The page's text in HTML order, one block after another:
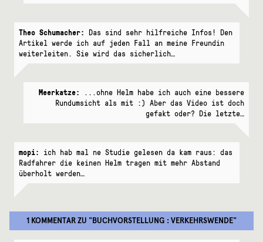
Theo Schumacher: Das sind sehr hilfreiche Infos! Den
Artikel werde ich auf jeden Fall an meine Freundin
weiterleiten. Sie wird das sicherlich…
Meerkatze:
...ohne Helm habe ich auch eine bessere
Rundumsicht als mit :) Aber das Video ist doch
gefakt oder? Die letzte…
mopi: ich hab mal ne Studie gelesen da kam raus: das
Radfahrer die keinen Helm tragen mit mehr Abstand
überholt werden…
1 KOMMENTARZU "BUCHVORSTELLUNG : VERKEHRSWENDE"